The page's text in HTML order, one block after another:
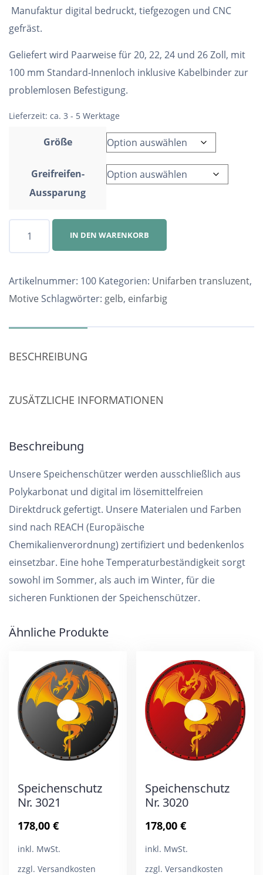
Manufaktur digital bedruckt, tiefgezogen und CNC
gefräst.
Geliefert wird Paarweise für 20, 22, 24 und 26 Zoll, mit
100 mm Standard-Innenloch inklusive Kabelbinder zur
problemlosen Befestigung.
Lieferzeit: ca. 3 - 5 Werktage
Größe
Greifreifen-
Aussparung
Menge
IN DEN WARENKORB
Artikelnummer: 100 Kategorien: Unifarben transluzent,
MotiveSchlagwörter: gelb, einfarbig
BESCHREIBUNG
ZUSÄTZLICHE INFORMATIONEN
Beschreibung
Unsere Speichenschützer werden ausschließlich aus
Polykarbonat und digital im lösemittelfreien
Direktdruck gefertigt. Unsere Materialen und Farben
sind nach REACH (Europäische
Chemikalienverordnung) zertifiziert und bedenkenlos
einsetzbar. Eine hohe Temperaturbeständigkeit sorgt
sowohl im Sommer, als auch im Winter, für die
sicheren Funktionen der Speichenschützer.
Ähnliche Produkte
Speichenschutz
Nr. 3021
178,00 €
inkl. MwSt.
zzgl. Versandkosten
Speichenschutz
Nr. 3020
178,00€
inkl. MwSt.
zzgl. Versandkosten